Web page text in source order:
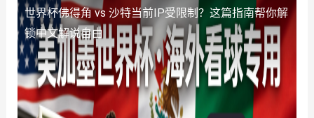
世界杯佛得角 vs 沙特当前IP受限制？这篇指南帮你解
锁中文解说自由